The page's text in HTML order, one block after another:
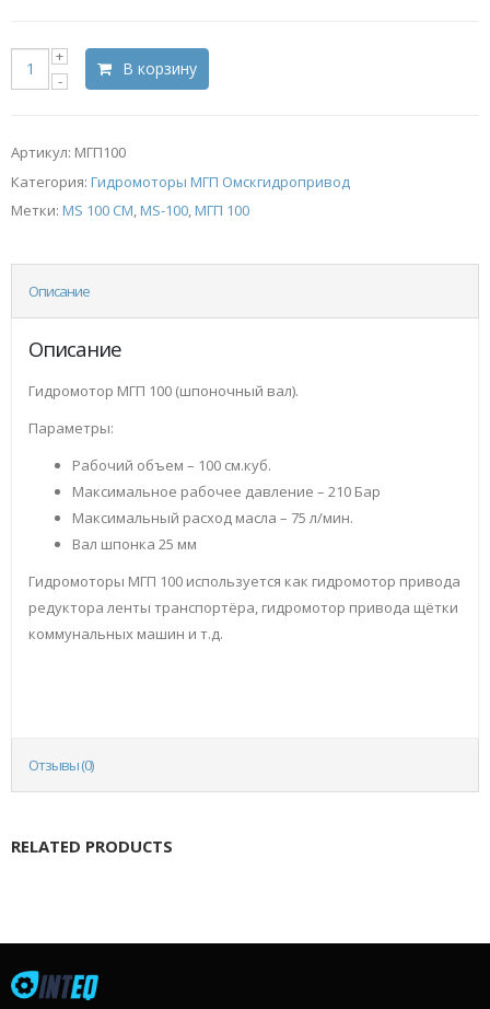
В корзину
Артикул: МГП100
Категория: Гидромоторы МГП Омскгидропривод
Метки: MS 100 CM,MS-100,МГП 100
Описание
Описание
Гидромотор МГП 100 (шпоночный вал).
Параметры:
Рабочий объем – 100 см.куб.
Максимальное рабочее давление – 210 Бар
Максимальный расход масла – 75 л/мин.
Вал шпонка 25 мм
Гидромоторы МГП 100 используется как гидромотор привода
редуктора ленты транспортёра, гидромотор привода щётки
коммунальных машин и т.д.
Отзывы (0)
RELATED PRODUCTS